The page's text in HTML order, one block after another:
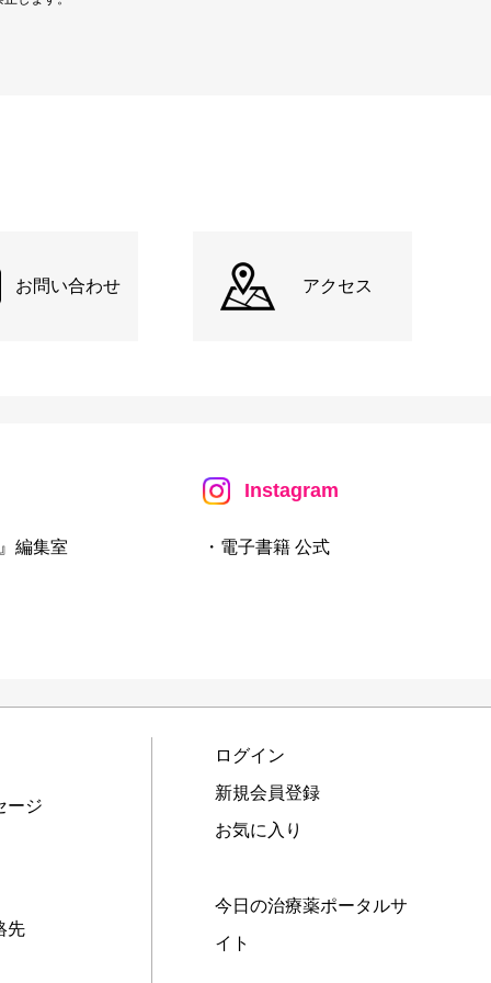
お問い合わせ アクセス
編集室
Instagram
・電子書籍 公式
ージ
先
ログイン
新規会員登録
お気に入り
今日の治療薬ポータルサ
イト